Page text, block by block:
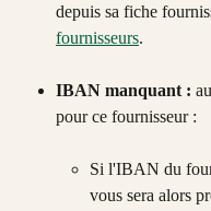
depuis sa fiche
fournisseurs.
IBAN manquant :
pour ce fournisseur :
Si l'IBAN du
vous sera alors